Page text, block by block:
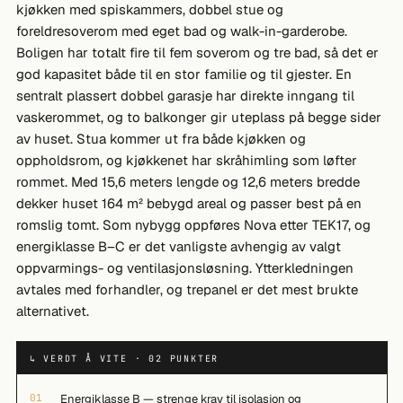
kjøkken med spiskammers, dobbel stue og
foreldresoverom med eget bad og walk-in-garderobe.
Boligen har totalt fire til fem soverom og tre bad, så det er
god kapasitet både til en stor familie og til gjester. En
sentralt plassert dobbel garasje har direkte inngang til
vaskerommet, og to balkonger gir uteplass på begge sider
av huset. Stua kommer ut fra både kjøkken og
oppholdsrom, og kjøkkenet har skråhimling som løfter
rommet. Med 15,6 meters lengde og 12,6 meters bredde
dekker huset 164 m² bebygd areal og passer best på en
romslig tomt. Som nybygg oppføres Nova etter TEK17, og
energiklasse B–C er det vanligste avhengig av valgt
oppvarmings- og ventilasjonsløsning. Ytterkledningen
avtales med forhandler, og trepanel er det mest brukte
alternativet.
↳ VERDT Å VITE · 02 PUNKTER
01
Energiklasse B — strenge krav til isolasjon og